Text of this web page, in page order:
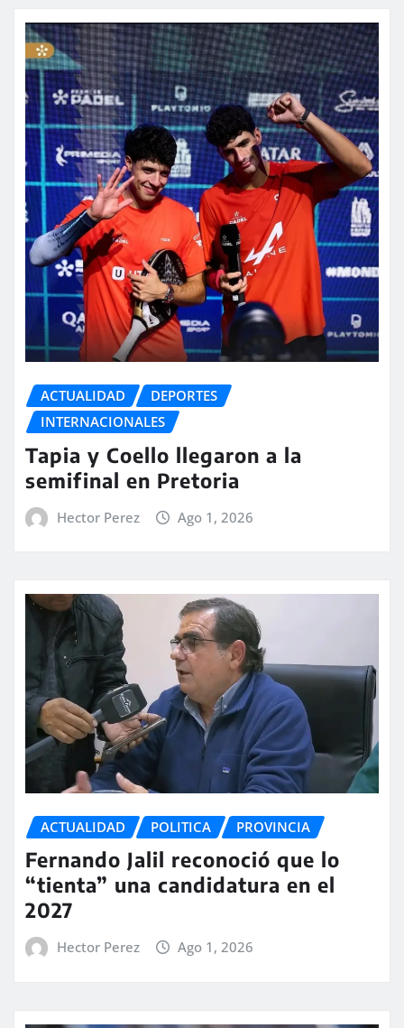
ACTUALIDAD
DEPORTES
INTERNACIONALES
Tapia y Coello llegaron a la
semifinal en Pretoria
Hector Perez Ago 1, 2026
ACTUALIDAD POLITICA PROVINCIA
Fernando Jalil reconoció que lo
“tienta” una candidatura en el
2027
Hector Perez Ago 1, 2026